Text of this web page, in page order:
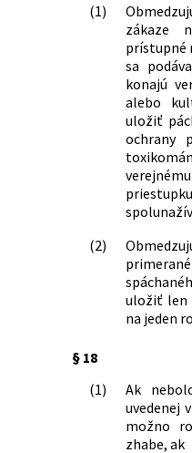
125/2016 Z. z.
311/2016 Z. z.
8/
v
sa
rady
znení
315/2016 Z. z.
Zákon
v
sa
338/2020 Z. z.
(1)
zákaze
prístupné
sa
konajú
alebo
uložiť
ochrany
(2)
uložiť len
na jeden
§ 18
(1)
Ak
uvedenej v
možno
zhabe, ak